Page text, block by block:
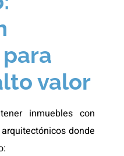
valor
inmuebles con
donde